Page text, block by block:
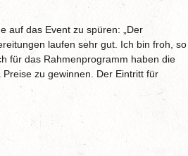
auf das Event zu spüren: „Der
laufen sehr gut. Ich bin froh, so
für das Rahmenprogramm haben die
zu gewinnen. Der Eintritt für